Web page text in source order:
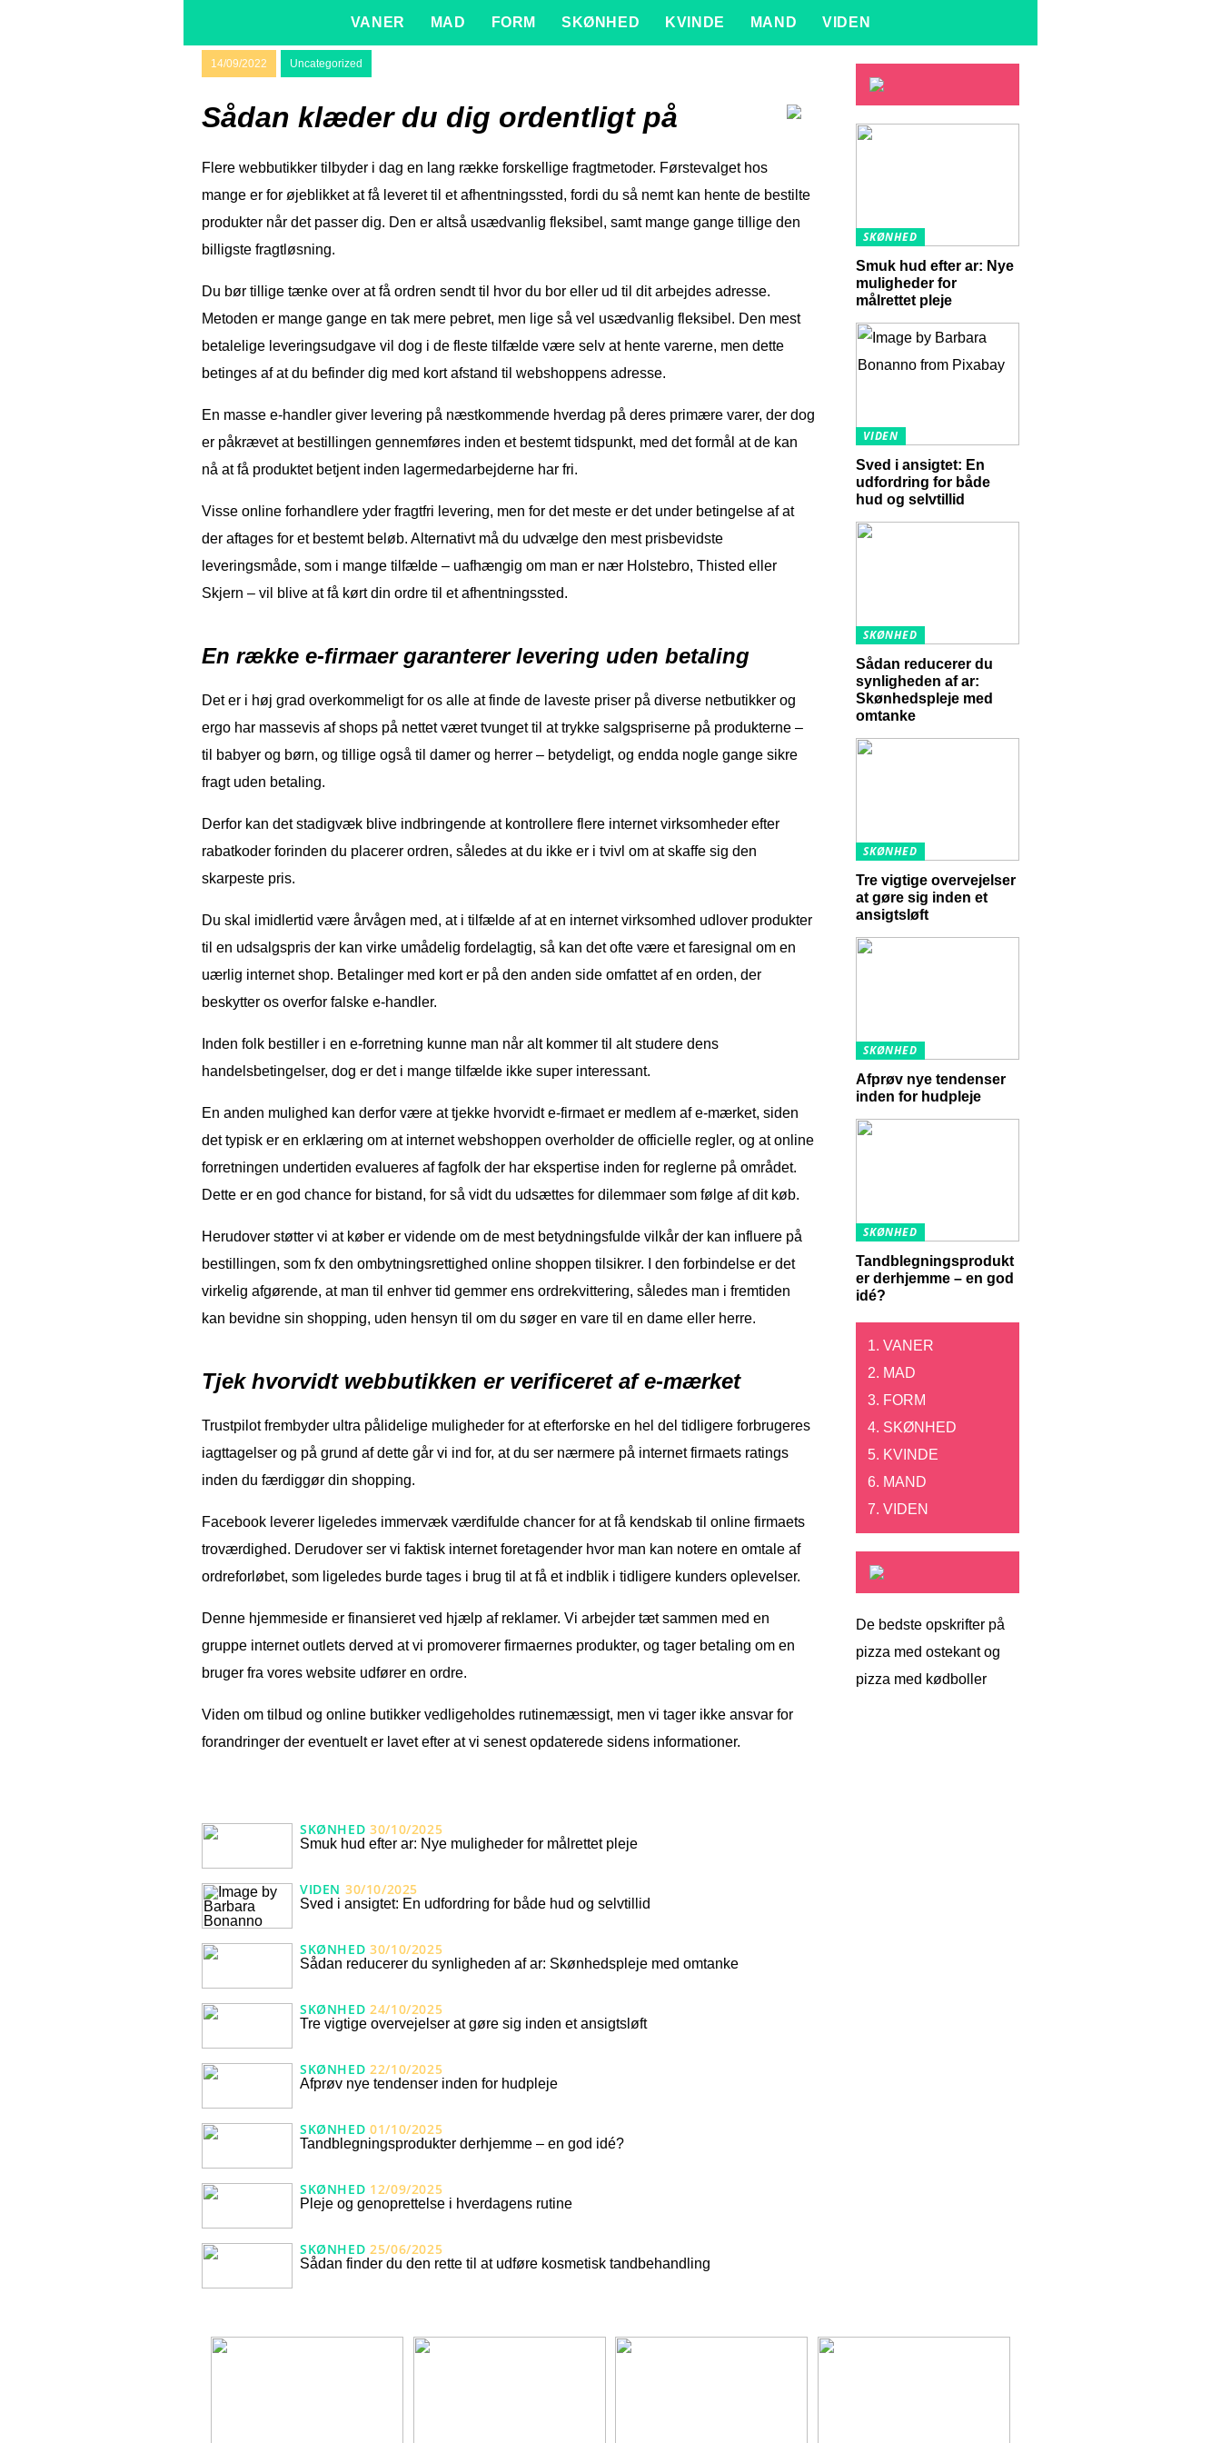
VANER MAD FORM SKØNHED KVINDE MAND VIDEN
14/09/2022 Uncategorized
Sådan klæder du dig ordentligt på
Flere webbutikker tilbyder i dag en lang række forskellige fragtmetoder. Førstevalget hos
mange er for øjeblikket at få leveret til et afhentningssted, fordi du så nemt kan hente de bestilte
produkter når det passer dig. Den er altså usædvanlig fleksibel, samt mange gange tillige den
billigste fragtløsning.
Du bør tillige tænke over at få ordren sendt til hvor du bor eller ud til dit arbejdes adresse.
Metoden er mange gange en tak mere pebret, men lige så vel usædvanlig fleksibel. Den mest
betalelige leveringsudgave vil dog i de fleste tilfælde være selv at hente varerne, men dette
betinges af at du befinder dig med kort afstand til webshoppens adresse.
En masse e-handler giver levering på næstkommende hverdag på deres primære varer, der dog
er påkrævet at bestillingen gennemføres inden et bestemt tidspunkt, med det formål at de kan
nå at få produktet betjent inden lagermedarbejderne har fri.
Visse online forhandlere yder fragtfri levering, men for det meste er det under betingelse af at
der aftages for et bestemt beløb. Alternativt må du udvælge den mest prisbevidste
leveringsmåde, som i mange tilfælde – uafhængig om man er nær Holstebro, Thisted eller
Skjern – vil blive at få kørt din ordre til et afhentningssted.
En række e-firmaer garanterer levering uden betaling
Det er i høj grad overkommeligt for os alle at finde de laveste priser på diverse netbutikker og
ergo har massevis af shops på nettet været tvunget til at trykke salgspriserne på produkterne –
til babyer og børn, og tillige også til damer og herrer – betydeligt, og endda nogle gange sikre
fragt uden betaling.
Derfor kan det stadigvæk blive indbringende at kontrollere flere internet virksomheder efter
rabatkoder forinden du placerer ordren, således at du ikke er i tvivl om at skaffe sig den
skarpeste pris.
Du skal imidlertid være årvågen med, at i tilfælde af at en internet virksomhed udlover produkter
til en udsalgspris der kan virke umådelig fordelagtig, så kan det ofte være et faresignal om en
uærlig internet shop. Betalinger med kort er på den anden side omfattet af en orden, der
beskytter os overfor falske e-handler.
Inden folk bestiller i en e-forretning kunne man når alt kommer til alt studere dens
handelsbetingelser, dog er det i mange tilfælde ikke super interessant.
En anden mulighed kan derfor være at tjekke hvorvidt e-firmaet er medlem af e-mærket, siden
det typisk er en erklæring om at internet webshoppen overholder de officielle regler, og at online
forretningen undertiden evalueres af fagfolk der har ekspertise inden for reglerne på området.
Dette er en god chance for bistand, for så vidt du udsættes for dilemmaer som følge af dit køb.
Herudover støtter vi at køber er vidende om de mest betydningsfulde vilkår der kan influere på
bestillingen, som fx den ombytningsrettighed online shoppen tilsikrer. I den forbindelse er det
virkelig afgørende, at man til enhver tid gemmer ens ordrekvittering, således man i fremtiden
kan bevidne sin shopping, uden hensyn til om du søger en vare til en dame eller herre.
Tjek hvorvidt webbutikken er verificeret af e-mærket
Trustpilot frembyder ultra pålidelige muligheder for at efterforske en hel del tidligere forbrugeres
iagttagelser og på grund af dette går vi ind for, at du ser nærmere på internet firmaets ratings
inden du færdiggør din shopping.
Facebook leverer ligeledes immervæk værdifulde chancer for at få kendskab til online firmaets
troværdighed. Derudover ser vi faktisk internet foretagender hvor man kan notere en omtale af
ordreforløbet, som ligeledes burde tages i brug til at få et indblik i tidligere kunders oplevelser.
Denne hjemmeside er finansieret ved hjælp af reklamer. Vi arbejder tæt sammen med en
gruppe internet outlets derved at vi promoverer firmaernes produkter, og tager betaling om en
bruger fra vores website udfører en ordre.
Viden om tilbud og online butikker vedligeholdes rutinemæssigt, men vi tager ikke ansvar for
forandringer der eventuelt er lavet efter at vi senest opdaterede sidens informationer.
SKØNHED 30/10/2025
Smuk hud efter ar: Nye muligheder for målrettet pleje
VIDEN 30/10/2025
Sved i ansigtet: En udfordring for både hud og selvtillid
SKØNHED 30/10/2025
Sådan reducerer du synligheden af ar: Skønhedspleje med omtanke
SKØNHED 24/10/2025
Tre vigtige overvejelser at gøre sig inden et ansigtsløft
SKØNHED 22/10/2025
Afprøv nye tendenser inden for hudpleje
SKØNHED 01/10/2025
Tandblegningsprodukter derhjemme – en god idé?
SKØNHED 12/09/2025
Pleje og genoprettelse i hverdagens rutine
SKØNHED 25/06/2025
Sådan finder du den rette til at udføre kosmetisk tandbehandling
SKØNHED
Smuk hud efter ar: Nye
muligheder for
målrettet pleje
VIDEN
Sved i ansigtet: En
udfordring for både
hud og selvtillid
SKØNHED
Sådan reducerer du
synligheden af ar:
Skønhedspleje med
omtanke
SKØNHED
Tre vigtige overvejelser
at gøre sig inden et
ansigtsløft
SKØNHED
Afprøv nye tendenser
inden for hudpleje
SKØNHED
Tandblegningsprodukt
er derhjemme – en god
idé?
VANER
MAD
FORM
SKØNHED
KVINDE
MAND
VIDEN
De bedste opskrifter på
pizza med ostekant og
pizza med kødboller